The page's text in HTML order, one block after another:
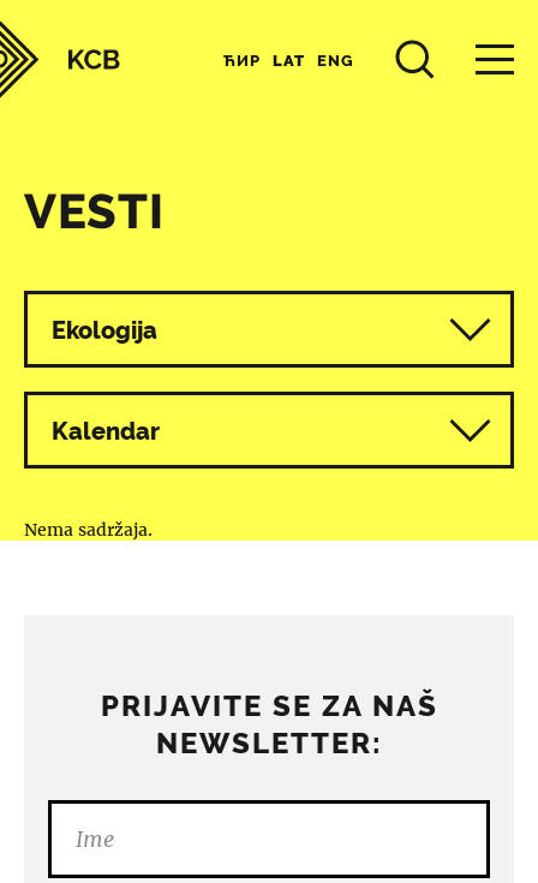
ЋИР LAT ENG
VESTI
Svi programi
Ekologija
Kalendar
Nema sadržaja.
PRIJAVITE SE ZA NAŠ
NEWSLETTER: